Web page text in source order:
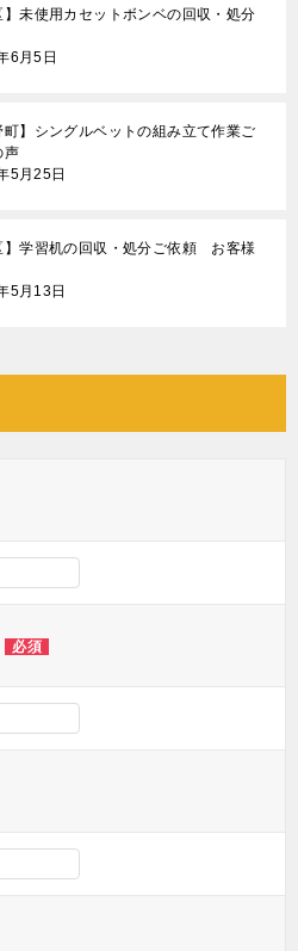
】未使用カセットボンベの回収・処分
6月5日
町】シングルベットの組み立て作業ご
声
5月25日
】学習机の回収・処分ご依頼 お客様
5月13日
必須